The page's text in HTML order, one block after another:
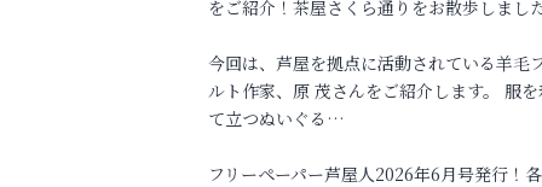
をご紹介！茶屋さくら通りをお散歩しまし
今回は、芦屋を拠点に活動されている羊毛
ルト作家、原 茂さんをご紹介します。 服を
て立つぬいぐる…
フリーペーパー芦屋人2026年6月号発行！